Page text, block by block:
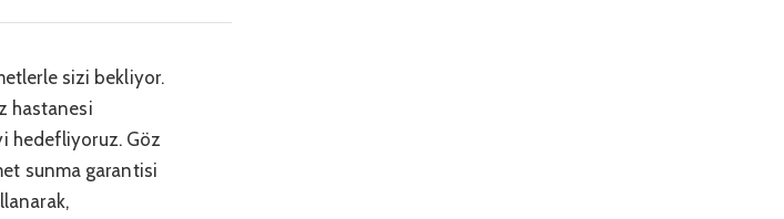
sizi bekliyor.
hastanesi
hedefliyoruz. Göz
sunma garantisi